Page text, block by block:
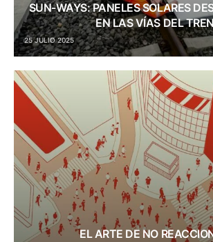
SUN-WAYS: PANELES SOLARES
EN LAS VÍAS DEL
25 JULIO 2025
EL ARTE DE NO